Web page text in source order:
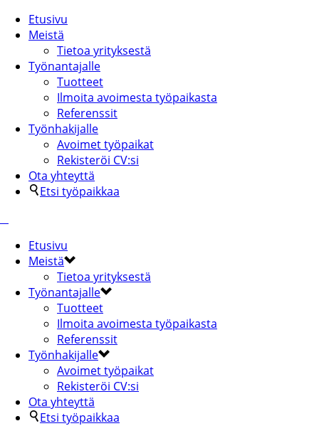
Etusivu
Meistä
Tietoa yrityksestä
Työnantajalle
Tuotteet
Ilmoita avoimesta työpaikasta
Referenssit
Työnhakijalle
Avoimet työpaikat
Rekisteröi CV:si
Ota yhteyttä
Etsi työpaikkaa
Etusivu
Meistä
Tietoa yrityksestä
Työnantajalle
Tuotteet
Ilmoita avoimesta työpaikasta
Referenssit
Työnhakijalle
Avoimet työpaikat
Rekisteröi CV:si
Ota yhteyttä
Etsi työpaikkaa